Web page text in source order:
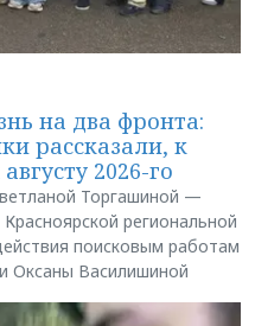
на два фронта:
рассказали, к
2026-го
Торгашиной —
региональной
поисковым работам
Оксаны Василишиной